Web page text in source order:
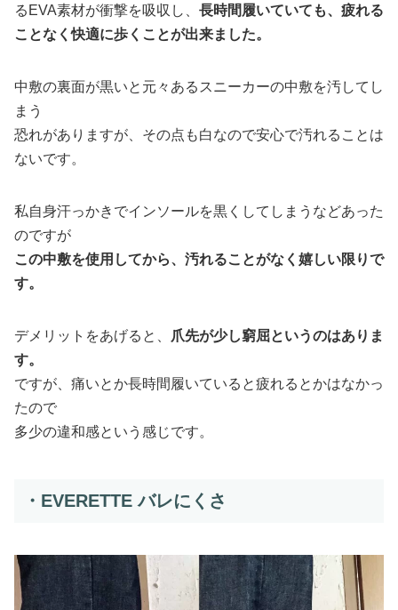
るEVA素材が衝撃を吸収し、 長時間履いていても、疲れる
ことなく快適に歩くことが出来ました。
中敷の裏面が黒いと元々あるスニーカーの中敷を汚してし
まう
恐れがありますが、その点も白なので安心で汚れることは
ないです。
私自身汗っかきでインソールを黒くしてしまうなどあった
のですが
この中敷を使用してから、汚れることがなく嬉しい限りで
す。
デメリットをあげると、
爪先が少し窮屈というのはありま
す。
ですが、痛いとか長時間履いていると疲れるとかはなかっ
たので
多少の違和感という感じです。
・EVERETTE バレにくさ